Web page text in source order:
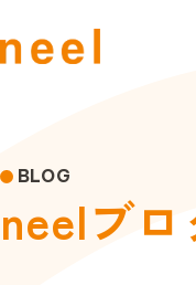
BLOG
neelブロ